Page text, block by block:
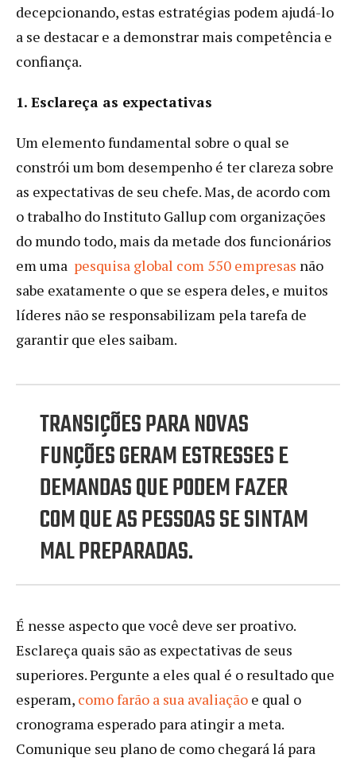
decepcionando, estas estratégias podem ajudá-lo
a se destacar e a demonstrar mais competência e
confiança.
1. Esclareça as expectativas
Um elemento fundamental sobre o qual se
constrói um bom desempenho é ter clareza sobre
as expectativas de seu chefe. Mas, de acordo com
o trabalho do Instituto Gallup com organizações
do mundo todo, mais da metade dos funcionários
em uma pesquisa global com 550 empresas não
sabe exatamente o que se espera deles, e muitos
líderes não se responsabilizam pela tarefa de
garantir que eles saibam.
TRANSIÇÕES PARA NOVAS
FUNÇÕES GERAM ESTRESSES E
DEMANDAS QUE PODEM FAZER
COM QUE AS PESSOAS SE SINTAM
MAL PREPARADAS.
É nesse aspecto que você deve ser proativo.
Esclareça quais são as expectativas de seus
superiores. Pergunte a eles qual é o resultado que
esperam, como farão a sua avaliação e qual o
cronograma esperado para atingir a meta.
Comunique seu plano de como chegará lá para